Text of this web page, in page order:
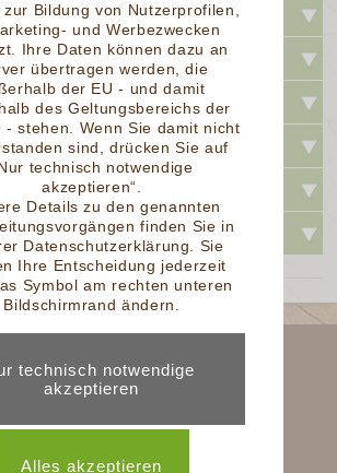
und Heidi Fischer,
Altnußberg, Dorfstr. 7,
Fax 09923 / 804749,
Bildung von Nutzerprofilen,
und Werbezwecken
Ihre Daten können dazu an
übertragen werden, die
der EU - und damit
des Geltungsbereichs der
- stehen. Wenn Sie damit nicht
sind, drücken Sie auf
technisch notwendige
akzeptieren“.
Details zu den genannten
finden Sie in
Datenschutzerklärung. Sie
Ihre Entscheidung jederzeit
Symbol am rechten unteren
Bildschirmrand ändern.